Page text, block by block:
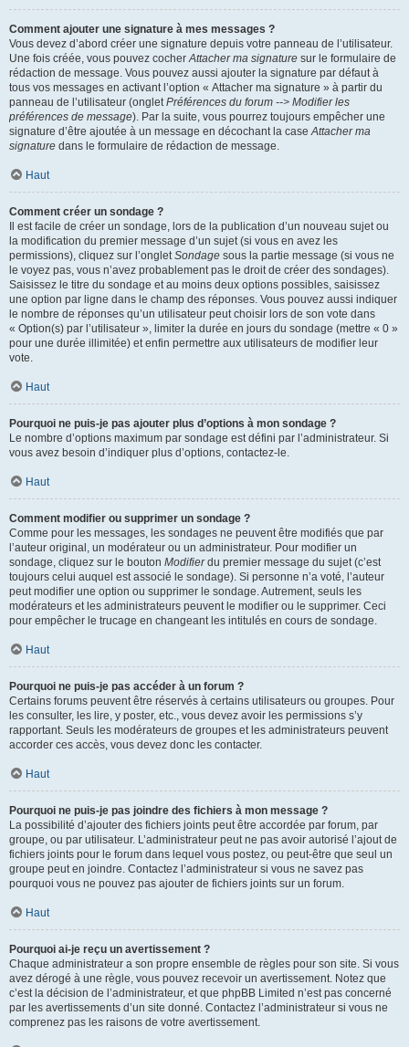
Comment ajouter une signature à mes messages ?
Vous devez d’abord créer une signature depuis votre panneau de l’utilisateur.
Une fois créée, vous pouvez cocherAttacher ma signature sur le formulaire de
rédaction de message. Vous pouvez aussi ajouter la signature par défaut à
tous vos messages en activant l’option « Attacher ma signature » à partir du
panneau de l’utilisateur (ongletPréférences du forum --> Modifier les
préférences de message). Par la suite, vous pourrez toujours empêcher une
signature d’être ajoutée à un message en décochant la caseAttacher ma
signature dans le formulaire de rédaction de message.
Haut
Comment créer un sondage ?
Il est facile de créer un sondage, lors de la publication d’un nouveau sujet ou
la modification du premier message d’un sujet (si vous en avez les
permissions), cliquez sur l’ongletSondage sous la partie message (si vous ne
le voyez pas, vous n’avez probablement pas le droit de créer des sondages).
Saisissez le titre du sondage et au moins deux options possibles, saisissez
une option par ligne dans le champ des réponses. Vous pouvez aussi indiquer
le nombre de réponses qu’un utilisateur peut choisir lors de son vote dans
« Option(s) par l’utilisateur », limiter la durée en jours du sondage (mettre « 0 »
pour une durée illimitée) et enfin permettre aux utilisateurs de modifier leur
vote.
Haut
Pourquoi ne puis-je pas ajouter plus d’options à mon sondage ?
Le nombre d’options maximum par sondage est défini par l’administrateur. Si
vous avez besoin d’indiquer plus d’options, contactez-le.
Haut
Comment modifier ou supprimer un sondage ?
Comme pour les messages, les sondages ne peuvent être modifiés que par
l’auteur original, un modérateur ou un administrateur. Pour modifier un
sondage, cliquez sur le bouton Modifierdu premier message du sujet (c’est
toujours celui auquel est associé le sondage). Si personne n’a voté, l’auteur
peut modifier une option ou supprimer le sondage. Autrement, seuls les
modérateurs et les administrateurs peuvent le modifier ou le supprimer. Ceci
pour empêcher le trucage en changeant les intitulés en cours de sondage.
Haut
Pourquoi ne puis-je pas accéder à un forum ?
Certains forums peuvent être réservés à certains utilisateurs ou groupes. Pour
les consulter, les lire, y poster, etc., vous devez avoir les permissions s’y
rapportant. Seuls les modérateurs de groupes et les administrateurs peuvent
accorder ces accès, vous devez donc les contacter.
Haut
Pourquoi ne puis-je pas joindre des fichiers à mon message ?
La possibilité d’ajouter des fichiers joints peut être accordée par forum, par
groupe, ou par utilisateur. L’administrateur peut ne pas avoir autorisé l’ajout de
fichiers joints pour le forum dans lequel vous postez, ou peut-être que seul un
groupe peut en joindre. Contactez l’administrateur si vous ne savez pas
pourquoi vous ne pouvez pas ajouter de fichiers joints sur un forum.
Haut
Pourquoi ai-je reçu un avertissement ?
Chaque administrateur a son propre ensemble de règles pour son site. Si vous
avez dérogé à une règle, vous pouvez recevoir un avertissement. Notez que
c’est la décision de l’administrateur, et que phpBB Limited n’est pas concerné
par les avertissements d’un site donné. Contactez l’administrateur si vous ne
comprenez pas les raisons de votre avertissement.